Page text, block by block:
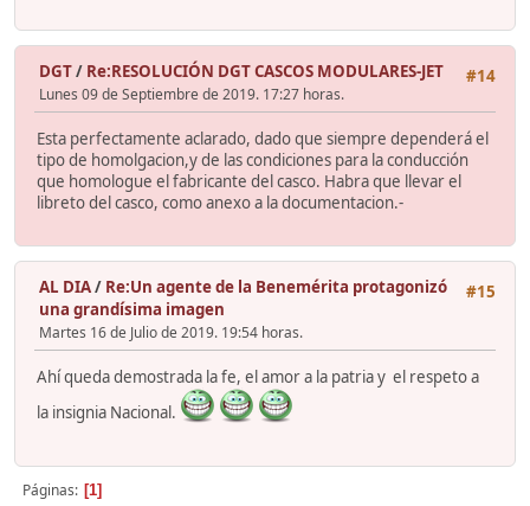
#14
DGT/ Re:RESOLUCIÓN DGT CASCOS MODULARES-JET
Lunes 09 de Septiembre de 2019. 17:27 horas.
Esta perfectamente aclarado, dado que siempre dependerá el
tipo de homolgacion,y de las condiciones para la conducción
que homologue el fabricante del casco. Habra que llevar el
libreto del casco, como anexo a la documentacion.-
#15
AL DIA/ Re:Un agente de la Benemérita protagonizó
una grandísima imagen
Martes 16 de Julio de 2019. 19:54 horas.
Ahí queda demostrada la fe, el amor a la patria y el respeto a
la insignia Nacional.
Páginas 1